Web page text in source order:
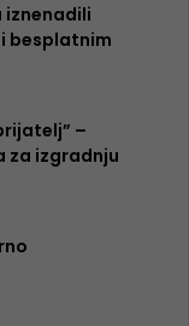
iznenadili
besplatnim
–
za izgradnju